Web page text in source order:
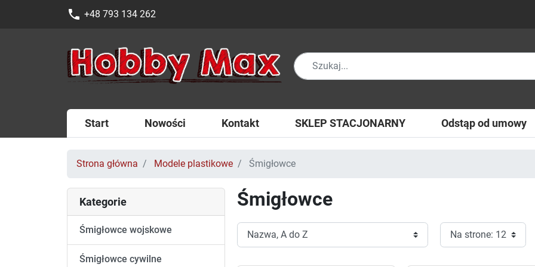
phone +48 793 134 262
Start Nowości Kontakt SKLEP STACJONARNY Odstąp od umowy
Strona główna Modele plastikowe Śmigłowce
Kategorie
Śmigłowce wojskowe
Śmigłowce cywilne
Śmigłowce